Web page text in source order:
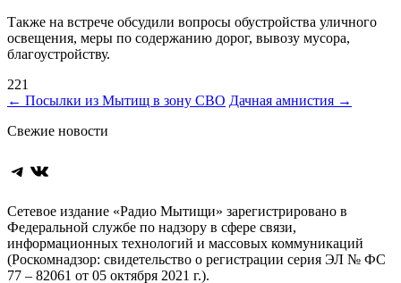
Также на встрече обсудили вопросы обустройства уличного
освещения, меры по содержанию дорог, вывозу мусора,
благоустройству.
221
Навигация
по
← Посылки из Мытищ в зону СВО Дачная амнистия →
Свежие новости
Telegram
ВКонтакте
Сетевое издание «Радио Мытищи» зарегистрировано в
Федеральной службе по надзору в сфере связи,
информационных технологий и массовых коммуникаций
(Роскомнадзор: свидетельство о регистрации серия ЭЛ № ФС
77 – 82061 от 05 октября 2021 г.).